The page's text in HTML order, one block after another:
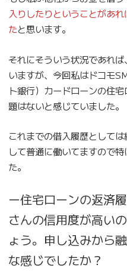
入りしたりということがあ
たと思います。
それにそういう状況であれ
いますが、今回私はドコモ
ト銀行）カードローンの住
題はないと感じていました。
これまでの借入履歴として
して普通に働いてますので
た。
ー住宅ローンの返済
さんの信用度が高い
ょう。申し込みから
な感じでしたか？